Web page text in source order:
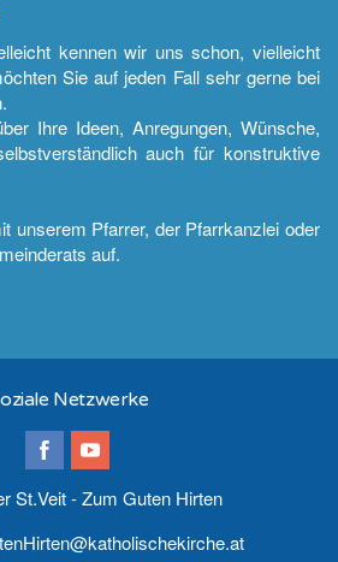
kennen wir uns schon, vielleicht
Sie auf jeden Fall sehr gerne bei
Ihre Ideen, Anregungen, Wünsche,
auch für konstruktive
unserem Pfarrer, der Pfarrkanzlei oder
auf.
Netzwerke
St.Veit - Zum Guten Hirten